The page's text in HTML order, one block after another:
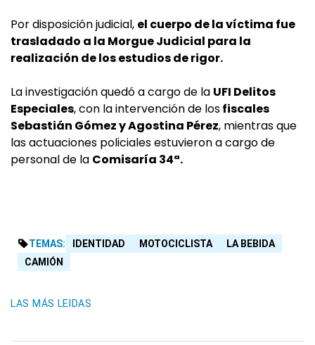
Por disposición judicial, el cuerpo de la víctima fue
trasladado a la Morgue Judicial para la
realización de los estudios de rigor.
La investigación quedó a cargo de la UFI Delitos
Especiales, con la intervención de losfiscales
Sebastián Gómez y Agostina Pérez, mientras que
las actuaciones policiales estuvieron a cargo de
personal de la Comisaría 34ª.
TEMAS: IDENTIDAD MOTOCICLISTA
LA BEBIDA
CAMIÓN
LAS MÁS LEIDAS